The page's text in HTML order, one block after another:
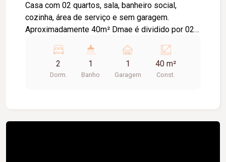
Casa com 02 quartos, sala, banheiro social,
cozinha, área de serviço e sem garagem.
Aproximadamente 40m² Dmae é dividido por 02
2
Dorm.
1
Banho
1
Garagem
40 m²
Const.